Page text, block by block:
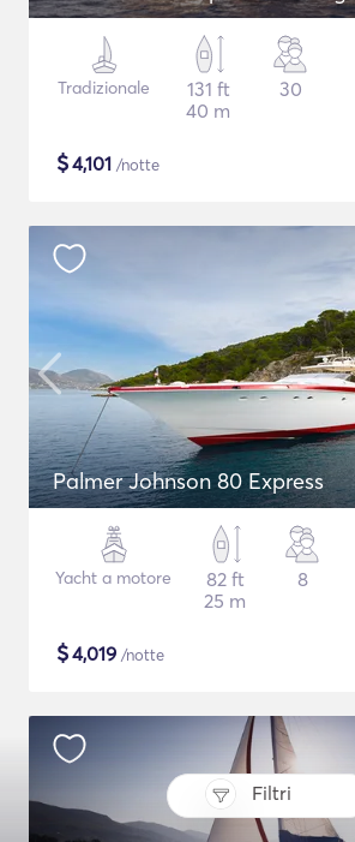
Filtri
Tradizionale
131 ft
40 m
30
$4,101 /notte
Palmer Johnson 80 Express
Yacht a motore
82 ft
25 m
8
$4,019 /notte